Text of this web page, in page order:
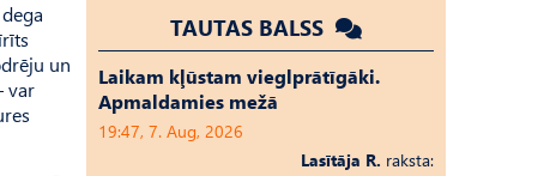
un
var
TAUTAS BALSS
Laikam kļūstam vieglprātīgāki.
Apmaldamies mežā
19:47, 7. Aug, 2026
Lasītāja R. raksta: